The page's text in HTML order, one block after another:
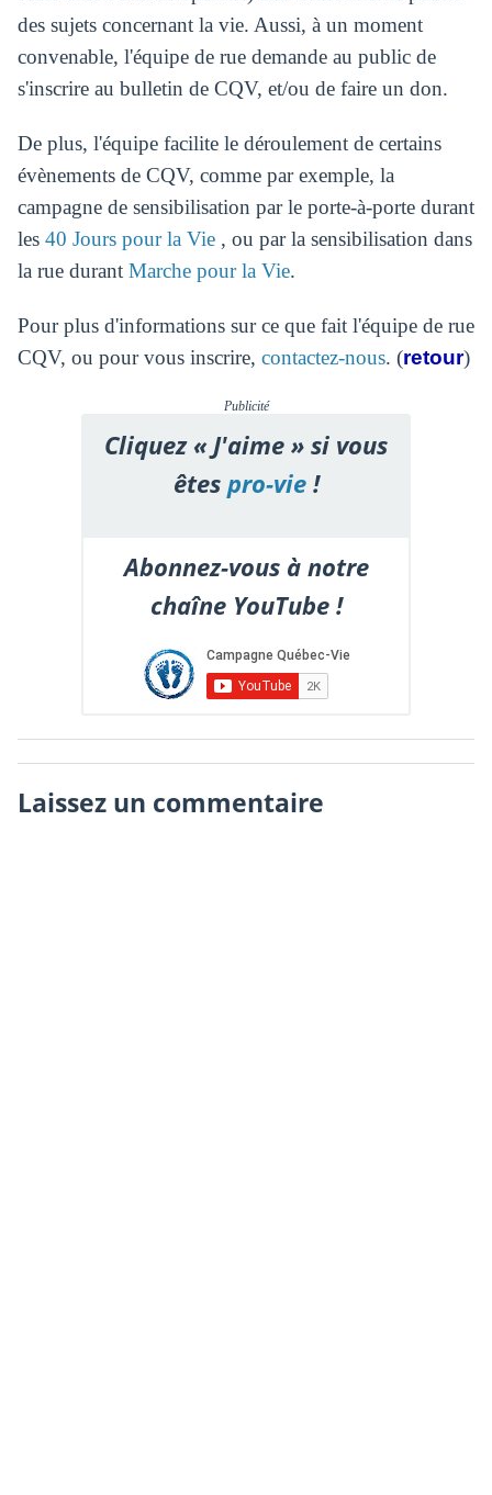
des sujets concernant la vie. Aussi, à un moment
convenable, l'équipe de rue demande au public de
s'inscrire au bulletin de CQV, et/ou de faire un don.
De plus, l'équipe facilite le déroulement de certains
évènements de CQV, comme par exemple, la
campagne de sensibilisation par le porte-à-porte durant
les 40 Jours pour la Vie, ou par la sensibilisation dans
la rue durant Marche pour la Vie.
Pour plus d'informations sur ce que fait l'équipe de rue
CQV, ou pour vous inscrire, contactez-nous. (retour)
Publicité
Cliquez « J'aime » si vous
êtespro-vie!
Abonnez-vous à notre
chaîne YouTube !
Laissez un commentaire